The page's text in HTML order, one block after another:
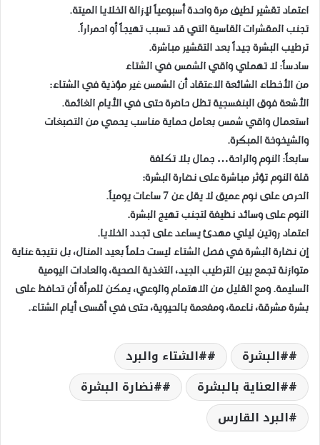
اعتماد تقشير لطيف مرة واحدة أسبوعياً لإزالة الخلايا الميتة.
تجنب المقشرات القاسية التي قد تسبب تهيجاً أو احمراراً.
ترطيب البشرة جيداً بعد التقشير مباشرة.
سادساً: لا تهملي واقي الشمس في الشتاء
من الأخطاء الشائعة الاعتقاد أن الشمس غير مؤذية في الشتاء:
الأشعة فوق البنفسجية تظل حاضرة حتى في الأيام الغائمة.
استعمال واقي شمس بعامل حماية مناسب يحمي من التصبغات
والشيخوخة المبكرة.
سابعاً: النوم والراحة… جمال بلا تكلفة
قلة النوم تؤثر مباشرة على نضارة البشرة:
الحرص على نوم عميق لا يقل عن 7 ساعات يومياً.
النوم على وسائد نظيفة لتجنب تهيج البشرة.
اعتماد روتين ليلي مهدئ يساعد على تجدد الخلايا.
إن نضارة البشرة في فصل الشتاء ليست حلماً بعيد المنال، بل نتيجة عناية
متوازنة تجمع بين الترطيب الجيد، التغذية الصحية، والعادات اليومية
السليمة. ومع القليل من الاهتمام والوعي، يمكن للمرأة أن تحافظ على
بشرة مشرقة، ناعمة، ومفعمة بالحيوية، حتى في أقسى أيام الشتاء.
#البشرة
#الشتاء والبرد
#العناية بالبشرة
#نضارة البشرة
البرد القارس